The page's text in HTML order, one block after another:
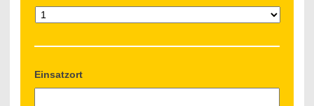
Einsatzort